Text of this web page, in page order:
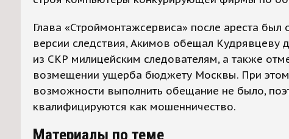
Глава «Строймонтажсервиса» после ареста был
версии следствия, Акимов обещал Кудрявцеву
из СКР милицейским следователям, а также
возмещении ущерба бюджету Москвы. При
возможности выполнить обещание не было,
квалифицируются как мошенничество.
Материалы по теме